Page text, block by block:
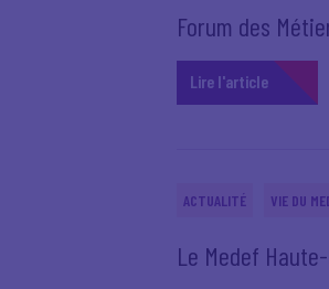
Forum des
Lire l'article
ACTUALITÉ VIE DU
Le Medef